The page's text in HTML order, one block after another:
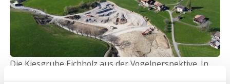
Die Kiesgrube Eichholz aus der Vogelperspektive. In